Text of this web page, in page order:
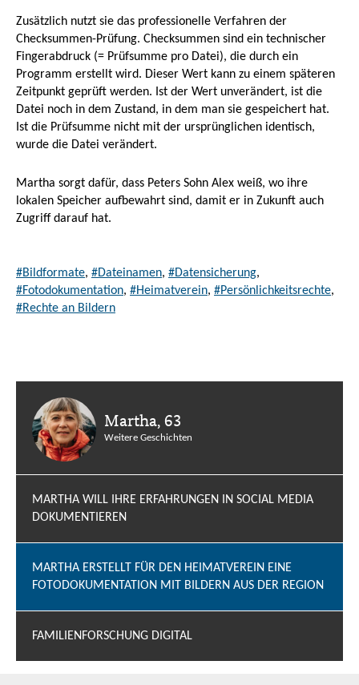
Zusätzlich nutzt sie das professionelle Verfahren der
Checksummen-Prüfung. Checksummen sind ein technischer
Fingerabdruck (= Prüfsumme pro Datei), die durch ein
Programm erstellt wird. Dieser Wert kann zu einem späteren
Zeitpunkt geprüft werden. Ist der Wert unverändert, ist die
Datei noch in dem Zustand, in dem man sie gespeichert hat.
Ist die Prüfsumme nicht mit der ursprünglichen identisch,
wurde die Datei verändert.
Martha sorgt dafür, dass Peters Sohn Alex weiß, wo ihre
lokalen Speicher aufbewahrt sind, damit er in Zukunft auch
Zugriff darauf hat.
#Bildformate, #Dateinamen, #Datensicherung,
#Fotodokumentation, #Heimatverein, #Persönlichkeitsrechte,
#Rechte an Bildern
Martha, 63
Weitere Geschichten
MARTHA WILL IHRE ERFAHRUNGEN IN SOCIAL MEDIA
DOKUMENTIEREN
MARTHA ERSTELLT FÜR DEN HEIMATVEREIN EINE
FOTODOKUMENTATION MIT BILDERN AUS DER REGION
FAMILIENFORSCHUNG DIGITAL